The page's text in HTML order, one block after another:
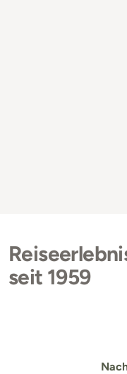
seit 1959